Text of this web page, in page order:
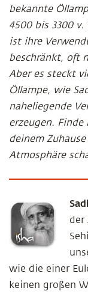
bekannte
4500 bis 3300
ist ihre
beschränkt, oft
Aber es steckt
Öllampe, wie
naheliegende
erzeugen.
deinem
Atmosphäre
der
wie die einer
keinen großen